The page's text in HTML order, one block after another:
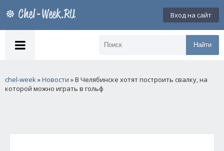
Вход на сайт
Найти
chel-week»Новости » В Челябинске хотят построить свалку, на
которой можно играть в гольф